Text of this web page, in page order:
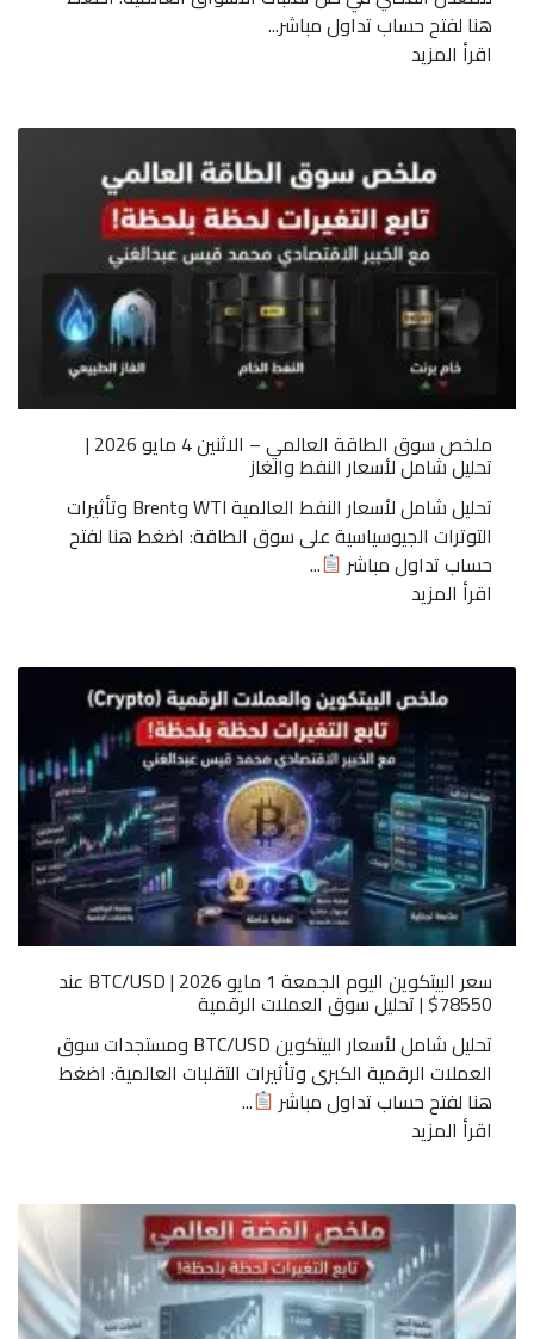
هنا لفتح حساب تداول مباشر...
اقرأ المزيد
ملخص سوق الطاقة العالمي – الاثنين 4 مايو 2026 |
تحليل شامل لأسعار النفط والغاز
تحليل شامل لأسعار النفط العالمية WTI وBrent وتأثيرات
التوترات الجيوسياسية على سوق الطاقة: اضغط هنا لفتح
حساب تداول مباشر
...
اقرأ المزيد
سعر البيتكوين اليوم الجمعة 1 مايو 2026 | BTC/USD عند
78550$ | تحليل سوق العملات الرقمية
تحليل شامل لأسعار البيتكوين BTC/USD ومستجدات سوق
العملات الرقمية الكبرى وتأثيرات التقلبات العالمية: اضغط
هنا لفتح حساب تداول مباشر
...
اقرأ المزيد